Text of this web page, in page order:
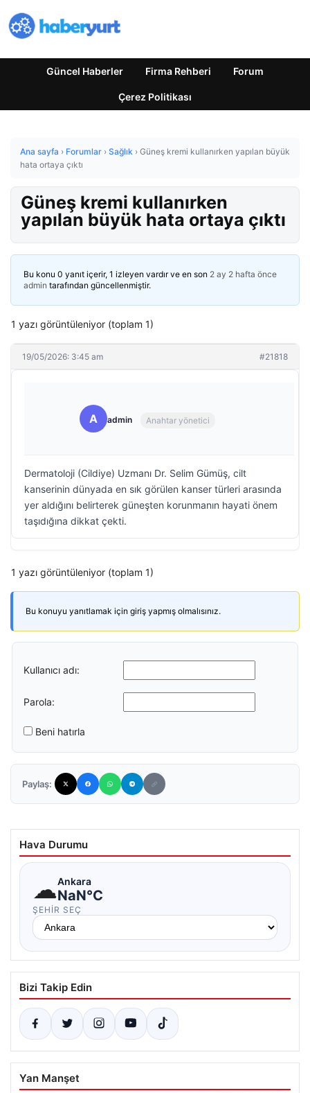
Güncel Haberler Firma Rehberi Forum
Çerez Politikası
Ana sayfa › Forumlar › Sağlık › Güneş kremi kullanırken yapılan büyük
hata ortaya çıktı
Güneş kremi kullanırken
yapılan büyük hata ortaya çıktı
Bu konu 0 yanıt içerir, 1 izleyen vardır ve en son 2 ay 2 hafta önce
admin tarafından güncellenmiştir.
1 yazı görüntüleniyor (toplam 1)
19/05/2026: 3:45 am #21818
A admin Anahtar yönetici
Dermatoloji (Cildiye) Uzmanı Dr. Selim Gümüş, cilt
kanserinin dünyada en sık görülen kanser türleri arasında
yer aldığını belirterek güneşten korunmanın hayati önem
taşıdığına dikkat çekti.
1 yazı görüntüleniyor (toplam 1)
Bu konuyu yanıtlamak için giriş yapmış olmalısınız.
Kullanıcı adı:
Parola:
Beni hatırla
Paylaş:
Hava Durumu
☁Ankara
NaN°C
ŞEHIR SEÇ
Bizi Takip Edin
Yan Manşet